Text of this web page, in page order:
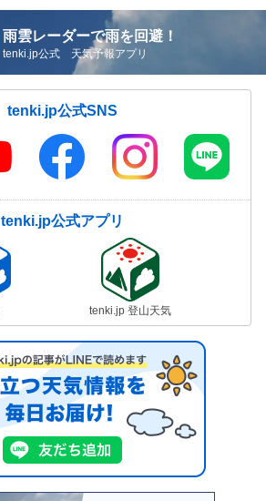
雨雲レーダーで雨を回避！
tenki.jp公式 天気予報アプリ
tenki.jp公式SNS
tenki.jp公式アプリ
tenki.jp 登山天気